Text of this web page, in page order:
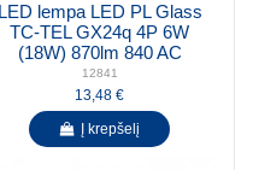
LED lempa LED PL Glass
TC-TEL GX24q 4P 6W
(18W) 870lm 840 AC
12841
13,48 €
Į krepšelį